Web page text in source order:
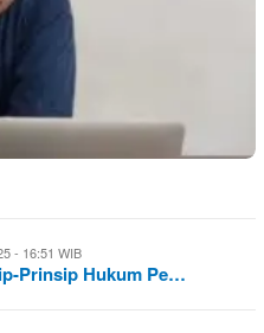
- 16:51 WIB
Prinsip Hukum Pe…